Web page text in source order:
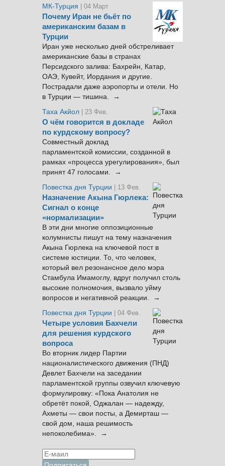
МК-Турция
| 04 Март
Почему Иран не бьёт по
американским базам в
Турции
Иран уже несколько дней обстреливает
американские базы в странах
Персидского залива: Бахрейн, Катар,
ОАЭ, Кувейт, Иордания и другие.
Пострадали даже аэропорты и отели. Но
в Турции — тишина. →
Таха Акйол | 23 Фев.
О чём говорится в докладе
по курдскому вопросу?
Совместный доклад
парламентской комиссии, созданной в
рамках «процесса урегулирования», был
принят 47 голосами. →
Повестка дня Турции
| 13 Фев.
Назначение Акына Гюрлека:
Сигнал о конце
«нормализации»
В эти дни многие оппозиционные
колумнисты пишут на тему назначения
Акына Гюрлека на ключевой пост в
системе юстиции. То, что человек,
который вел резонансное дело мэра
Стамбула Имамоглу, вдруг получил столь
высокие полномочия, вызвало уйму
вопросов и негативной реакции. →
Повестка дня Турции
| 04 Фев.
Четыре условия Бахчели
для решения курдского
вопроса
Во вторник лидер Партии
националистического движения (ПНД)
Девлет Бахчели на заседании
парламентской группы озвучил ключевую
формулировку: «Пока Анатолия не
обретёт покой, Оджалан — надежду,
Ахметы — свои посты, а Демирташ —
свой дом, наша решимость
непоколебима». →